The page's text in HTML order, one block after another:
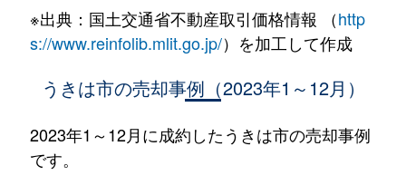
※出典：国土交通省不動産取引価格情報 （http
s://www.reinfolib.mlit.go.jp/）を加工して作成
うきは市の売却事例（2023年1～12月）
2023年1～12月に成約したうきは市の売却事例
です。